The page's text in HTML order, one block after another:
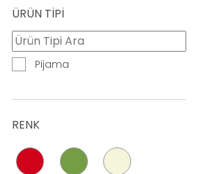
ÜRÜN TİPİ
Pijama
RENK